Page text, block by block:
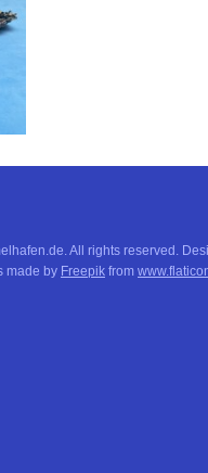
All rights reserved.
made by Freepik from